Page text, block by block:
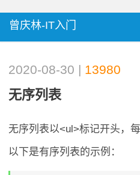
曾庆林-IT入门
2020-08-30 | 13980
无序列表
无序列表以<ul>标记开头，
以下是有序列表的示例：